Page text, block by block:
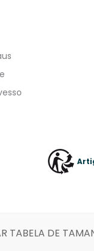
TABELA DE